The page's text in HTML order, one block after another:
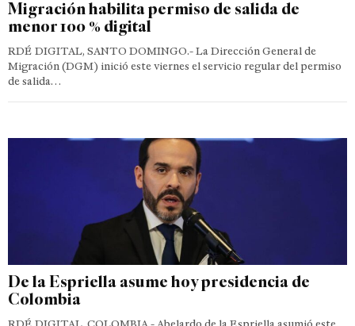
Migración habilita permiso de salida de
menor 100 % digital
RDÉ DIGITAL, SANTO DOMINGO.- La Dirección General de
Migración (DGM) inició este viernes el servicio regular del permiso
de salida…
De la Espriella asume hoy presidencia de
Colombia